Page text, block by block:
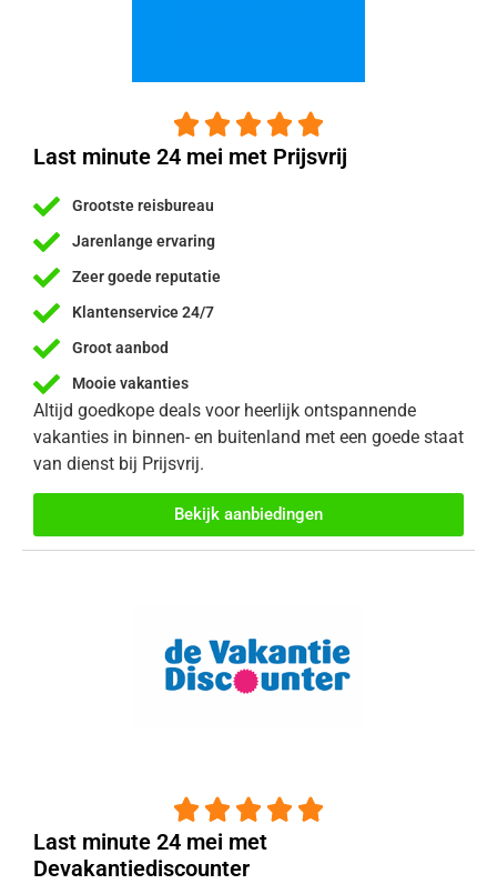
    
Last minute 24 mei met Prijsvrij
Grootste reisbureau
Jarenlange ervaring
Zeer goede reputatie
Klantenservice 24/7
Groot aanbod
Mooie vakanties
Altijd goedkope deals voor heerlijk ontspannende
vakanties in binnen- en buitenland met een goede staat
van dienst bij Prijsvrij.
Bekijk aanbiedingen
    
Last minute 24 mei met
Devakantiediscounter